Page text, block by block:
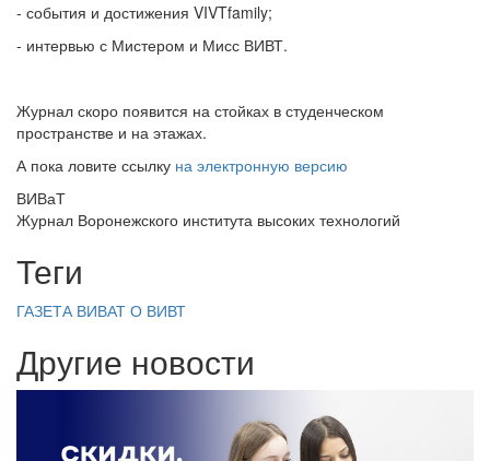
- события и достижения VIVTfamily;
- интервью с Мистером и Мисс ВИВТ.
Журнал скоро появится на стойках в студенческом
пространстве и на этажах.
А пока ловите ссылку на электронную версию
ВИВаТ
Журнал Воронежского института высоких технологий
Теги
ГАЗЕТА ВИВАТ О ВИВТ
Другие новости